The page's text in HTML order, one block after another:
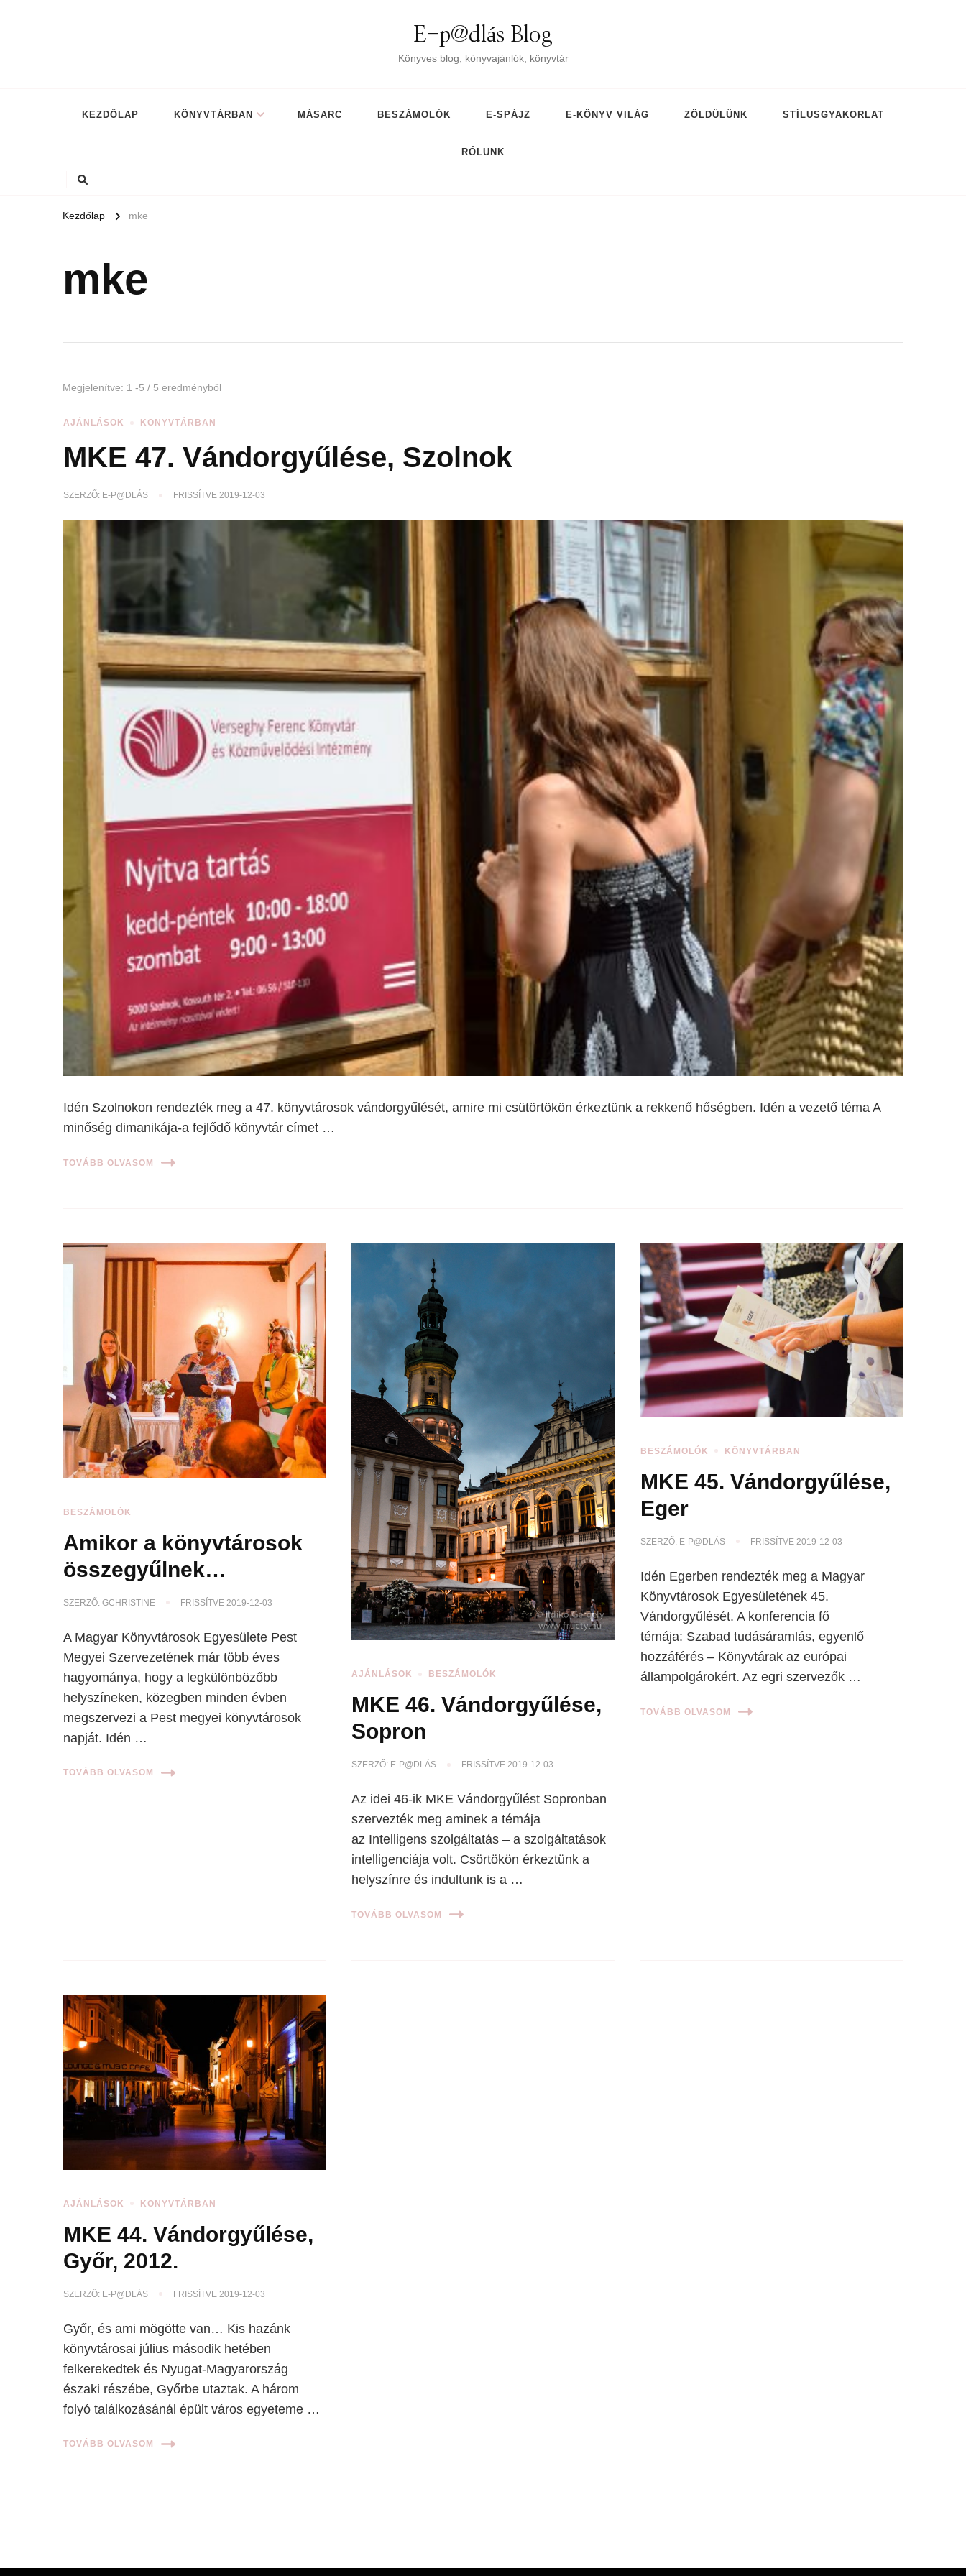
E-p@dlás Blog
Könyves blog, könyvajánlók, könyvtár
KEZDŐLAP KÖNYVTÁRBAN MÁSARC BESZÁMOLÓK E-SPÁJZ E-KÖNYV VILÁG ZÖLDÜLÜNK STÍLUSGYAKORLAT
RÓLUNK
Kezdőlap mke
mke
Megjelenítve: 1 -5 / 5 eredményből
AJÁNLÁSOK KÖNYVTÁRBAN
MKE 47. Vándorgyűlése, Szolnok
SZERZŐ: E-P@DLÁS FRISSÍTVE 2019-12-03
Idén Szolnokon rendezték meg a 47. könyvtárosok vándorgyűlését, amire mi csütörtökön érkeztünk a rekkenő hőségben. Idén a vezető téma A
minőség dimanikája-a fejlődő könyvtár címet …
TOVÁBB OLVASOM
BESZÁMOLÓK
Amikor a könyvtárosok
összegyűlnek…
SZERZŐ: GCHRISTINE FRISSÍTVE 2019-12-03
A Magyar Könyvtárosok Egyesülete Pest
Megyei Szervezetének már több éves
hagyománya, hogy a legkülönbözőbb
helyszíneken, közegben minden évben
megszervezi a Pest megyei könyvtárosok
napját. Idén …
TOVÁBB OLVASOM
AJÁNLÁSOK BESZÁMOLÓK
MKE 46. Vándorgyűlése,
Sopron
SZERZŐ: E-P@DLÁS FRISSÍTVE2019-12-03
Az idei 46-ik MKE Vándorgyűlést Sopronban
szervezték meg aminek a témája
az Intelligens szolgáltatás – a szolgáltatások
intelligenciája volt. Csörtökön érkeztünk a
helyszínre és indultunk is a …
TOVÁBB OLVASOM
BESZÁMOLÓK KÖNYVTÁRBAN
MKE 45. Vándorgyűlése,
Eger
SZERZŐ: E-P@DLÁS FRISSÍTVE 2019-12-03
Idén Egerben rendezték meg a Magyar
Könyvtárosok Egyesületének 45.
Vándorgyűlését. A konferencia fő
témája: Szabad tudásáramlás, egyenlő
hozzáférés – Könyvtárak az európai
állampolgárokért. Az egri szervezők …
TOVÁBB OLVASOM
AJÁNLÁSOK KÖNYVTÁRBAN
MKE 44. Vándorgyűlése,
Győr, 2012.
SZERZŐ: E-P@DLÁS FRISSÍTVE 2019-12-03
Győr, és ami mögötte van… Kis hazánk
könyvtárosai július második hetében
felkerekedtek és Nyugat-Magyarország
északi részébe, Győrbe utaztak. A három
folyó találkozásánál épült város egyeteme …
TOVÁBB OLVASOM